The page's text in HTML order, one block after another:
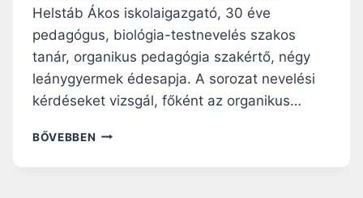
Helstáb Ákos iskolaigazgató, 30 éve
pedagógus, biológia-testnevelés szakos
tanár, organikus pedagógia szakértő, négy
leánygyermek édesapja. A sorozat nevelési
kérdéseket vizsgál, főként az organikus…
BŐVEBBEN HELSTÁB